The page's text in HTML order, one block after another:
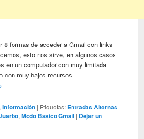
8 formas de acceder a Gmail con links
esto nos sirve, en algunos casos
en un computador con muy limitada
con muy bajos recursos.
,Información | Etiquetas: Entradas Alternas
,Modo Basico Gmail | Dejar un